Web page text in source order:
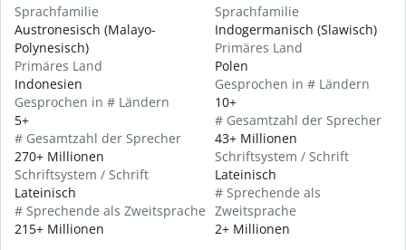
Sprachfamilie
Austronesisch (Malayo-
Polynesisch)
Primäres Land
Indonesien
Gesprochen in # Ländern
5+
# Gesamtzahl der Sprecher
270+ Millionen
Schriftsystem / Schrift
Lateinisch
# Sprechende als Zweitsprache
215+ Millionen
Sprachfamilie
Indogermanisch (Slawisch)
Primäres Land
Polen
Gesprochen in # Ländern
10+
# Gesamtzahl der Sprecher
43+ Millionen
Schriftsystem / Schrift
Lateinisch
# Sprechende als
Zweitsprache
2+ Millionen